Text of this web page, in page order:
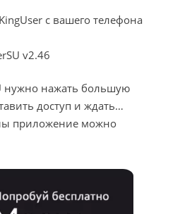
с вашего телефона
v2.46
нужно нажать большую
доступ и ждать…
приложение можно